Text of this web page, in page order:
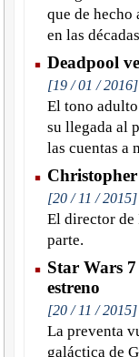
que de
en las
Deadpool
[19 / 01 / 2016]
El tono
su llegada al
las cuentas a
[20 / 11 / 2015]
El director de
parte.
Star Wars 7
estreno
[20 / 11 / 2015]
La preventa
galáctica de